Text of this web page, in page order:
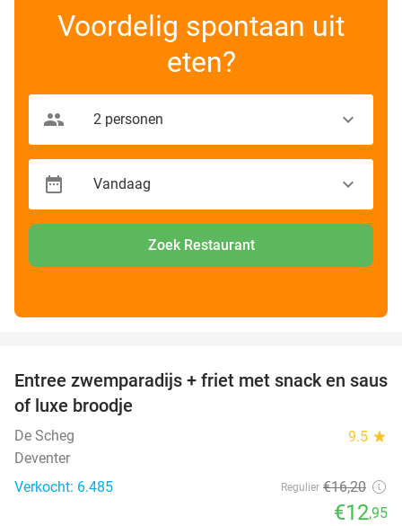
Voordelig spontaan uit
eten?
Zoek Restaurant
20%
Entree zwemparadijs + friet met snack en saus
of luxe broodje
De Scheg 9.5 star
Deventer
Verkocht: 6.485
Regulier €16,20
€12,95